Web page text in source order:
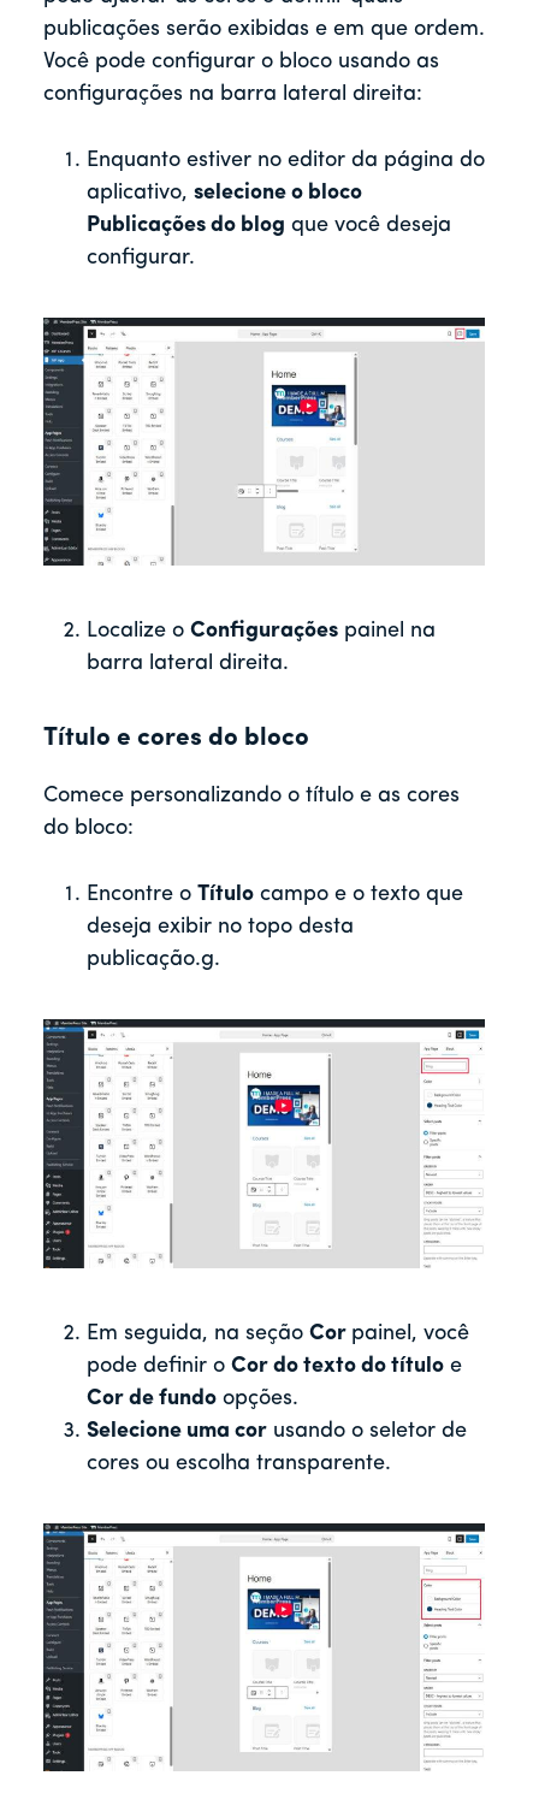
publicações serão exibidas e em que ordem.
Você pode configurar o bloco usando as
configurações na barra lateral direita:
Enquanto estiver no editor da página do
aplicativo, selecione o bloco
Publicações do blog que você deseja
configurar.
Localize o Configurações painel na
barra lateral direita.
Título e cores do bloco
Comece personalizando o título e as cores
do bloco:
Encontre o Título campo e o texto que
deseja exibir no topo desta
publicação.g.
Em seguida, na seção Cor painel, você
pode definir o Cor do texto do título e
Cor de fundo opções.
Selecione uma cor usando o seletor de
cores ou escolha transparente.